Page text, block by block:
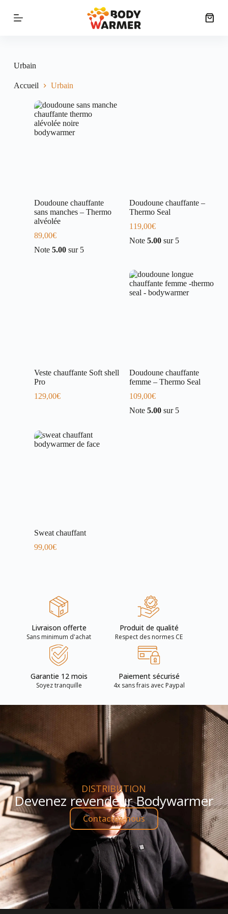
Urbain
Accueil Urbain
Doudoune chauffante
sans manches – Thermo
alvéolée
89,00€
Note 5.00sur 5
Doudoune chauffante –
Thermo Seal
119,00€
Note 5.00sur 5
Veste chauffante Soft shell
Pro
129,00€
Doudoune chauffante
femme – Thermo Seal
109,00€
Note 5.00sur 5
Sweat chauffant
99,00€
Livraison offerte
Sans minimum d'achat
Produit de qualité
Respect des normes CE
Garantie 12 mois
Soyez tranquille
Paiement sécurisé
4x sans frais avec Paypal
DISTRIBUTION
Devenez revendeur Bodywarmer
Contactez-nous